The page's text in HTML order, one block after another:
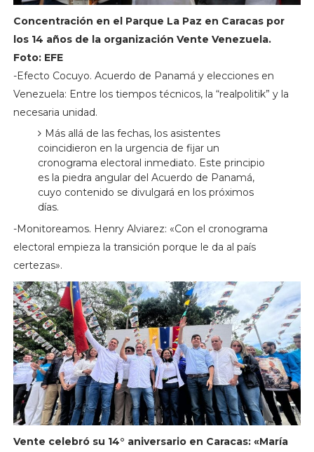
Concentración en el Parque La Paz en Caracas por
los 14 años de la organización Vente Venezuela.
Foto: EFE
-Efecto Cocuyo. Acuerdo de Panamá y elecciones en
Venezuela: Entre los tiempos técnicos, la “realpolitik” y la
necesaria unidad.
Más allá de las fechas, los asistentes
coincidieron en la urgencia de fijar un
cronograma electoral inmediato. Este principio
es la piedra angular del Acuerdo de Panamá,
cuyo contenido se divulgará en los próximos
días.
-Monitoreamos. Henry Alviarez: «Con el cronograma
electoral empieza la transición porque le da al país
certezas».
Vente celebró su 14° aniversario en Caracas: «María